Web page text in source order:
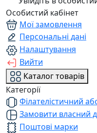
Особистий кабінет
Мої замовлення
Персональні дані
Налаштування
Вийти
Каталог товарів
Категорії
Філателістичний
Замовити власний
Поштові марки